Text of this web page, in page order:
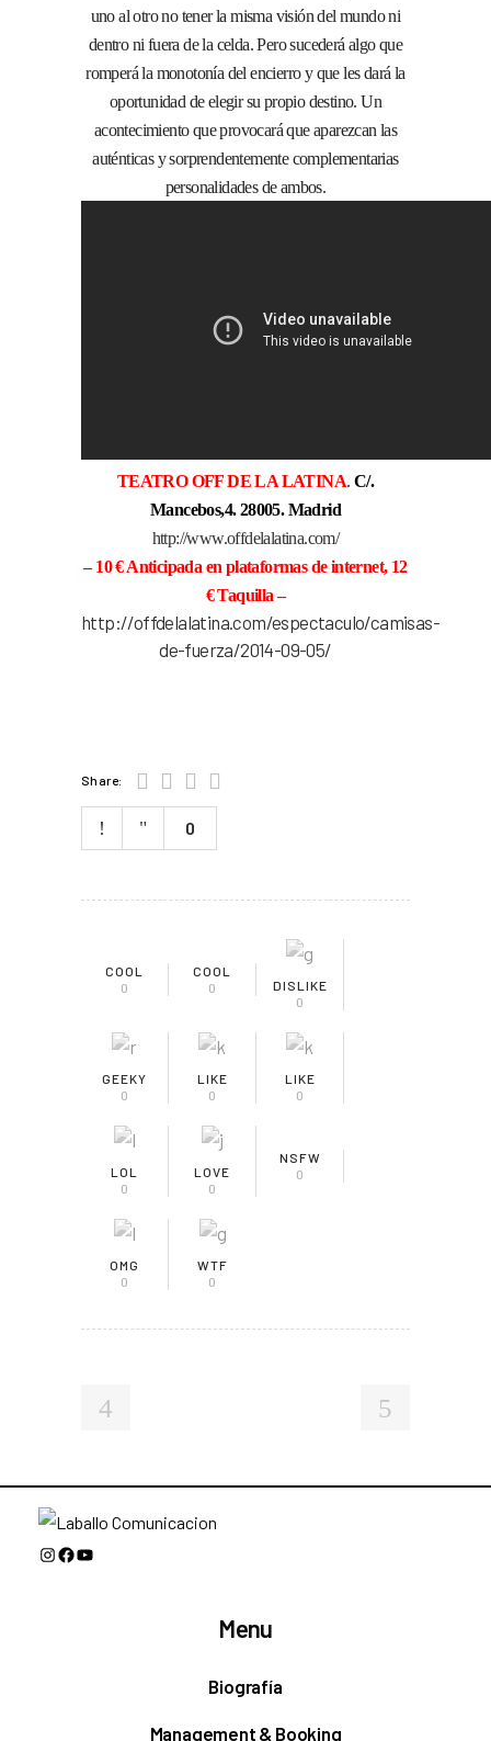
uno al otro no tener la misma visión del mundo ni
dentro ni fuera de la celda. Pero sucederá algo que
romperá la monotonía del encierro y que les dará la
oportunidad de elegir su propio destino. Un
acontecimiento que provocará que aparezcan las
auténticas y sorprendentemente complementarias
personalidades de ambos.
TEATRO OFF DE LA LATINA. C/.
Mancebos,4. 28005. Madrid
http://www.offdelalatina.com/
– 10 € Anticipada en plataformas de internet, 12
€ Taquilla –
http://offdelalatina.com/espectaculo/camisas-
de-fuerza/2014-09-05/
Share:
0
COOL
0
COOL
0
DISLIKE
0
GEEKY
0
LIKE
0
LIKE
0
LOL
0
LOVE
0
NSFW
0
OMG
0
WTF
0
Instagram
Facebook
YouTube
Menu
Biografía
Management & Booking